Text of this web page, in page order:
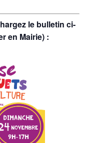
le bulletin ci-
en Mairie) :